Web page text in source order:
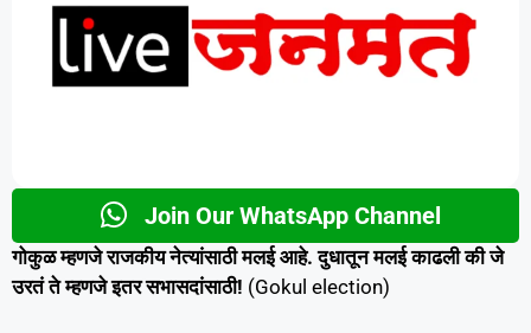
Join Our WhatsApp Channel
गोकुळ म्हणजे राजकीय नेत्यांसाठी मलई आहे. दुधातून मलई काढली की जे
उरतं ते म्हणजे इतर सभासदांसाठी! (Gokul election)